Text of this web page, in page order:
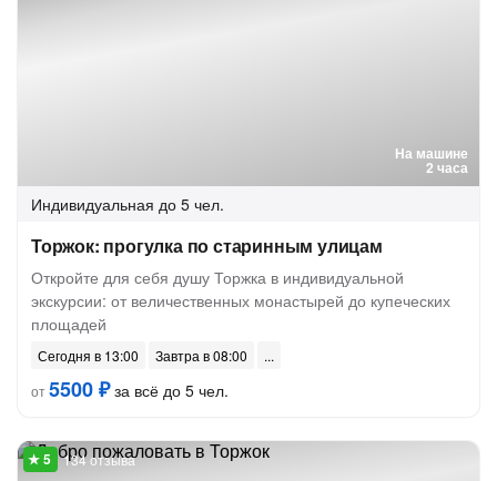
На машине
2 часа
Индивидуальная до 5 чел.
Торжок: прогулка по старинным улицам
Откройте для себя душу Торжка в индивидуальной
экскурсии: от величественных монастырей до купеческих
площадей
Сегодня в 13:00
Завтра в 08:00
от5500 ₽за всё до 5 чел.
134 отзыва